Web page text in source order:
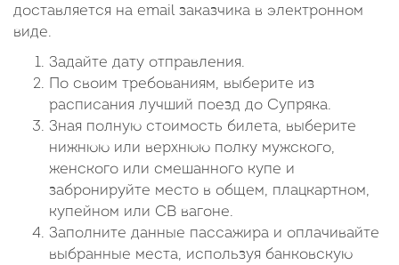
доставляется на email заказчика в электронном
виде.
Задайте дату отправления.
По своим требованиям, выберите из
расписания лучший поезд до Супряка.
Зная полную стоимость билета, выберите
нижнюю или верхнюю полку мужского,
женского или смешанного купе и
забронируйте место в общем, плацкартном,
купейном или СВ вагоне.
Заполните данные пассажира и оплачивайте
выбранные места, используя банковскую